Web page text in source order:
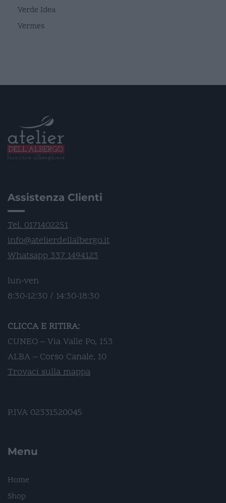
Verde Idea
Vermes
Assistenza Clienti
Tel. 0171402251
info@atelierdellalbergo.it
Whatsapp 337 1494123
lun-ven
8:30-12:30 / 14:30-18:30
CLICCA E RITIRA:
CUNEO – Via Valle Po, 153
ALBA – Corso Canale, 10
Trovaci sulla mappa
P.IVA 02331520045
Menu
Home
Shop